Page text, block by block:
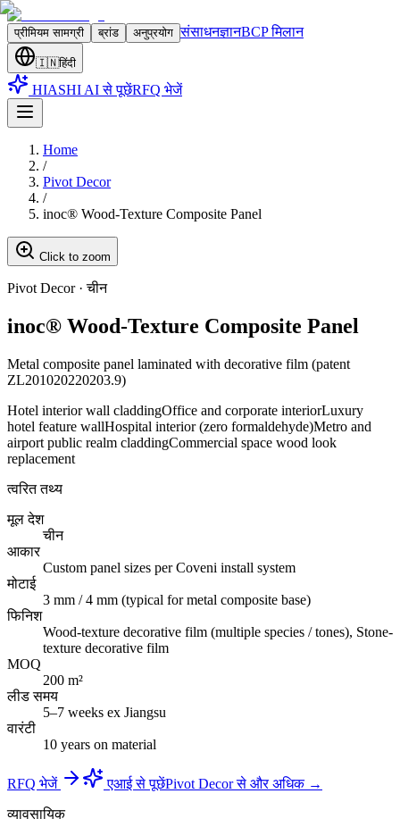
प्रीमियम सामग्री ब्रांड अनुप्रयोग संसाधनज्ञानBCP मिलान
🇮🇳हिंदी
HIASHI AI से पूछेंRFQ भेजें
Home
/
Pivot Decor
/
inoc® Wood-Texture Composite Panel
Click to zoom
Pivot Decor·चीन
inoc® Wood-Texture Composite Panel
Metal composite panel laminated with decorative film (patent
ZL201020220203.9)
Hotel interior wall claddingOffice and corporate interiorLuxury
hotel feature wallHospital interior (zero formaldehyde)Metro and
airport public realm claddingCommercial space wood look
replacement
त्वरित तथ्य
मूल देश
चीन
आकार
Custom panel sizes per Coveni install system
मोटाई
3 mm / 4 mm (typical for metal composite base)
फिनिश
Wood-texture decorative film (multiple species / tones), Stone-
texture decorative film
MOQ
200 m²
लीड समय
5–7 weeks ex Jiangsu
वारंटी
10 years on material
RFQ भेजें एआई से पूछेंPivot Decor से और अधिक →
व्यावसायिक